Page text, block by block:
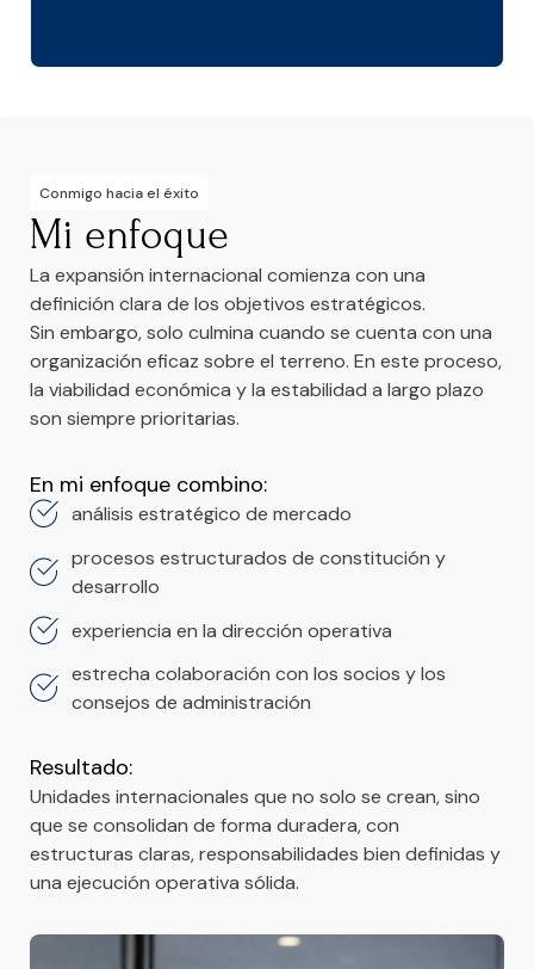
Conmigo hacia el éxito
Mi enfoque
La expansión internacional comienza con una
definición clara de los objetivos estratégicos.
Sin embargo, solo culmina cuando se cuenta con una
organización eficaz sobre el terreno. En este proceso,
la viabilidad económica y la estabilidad a largo plazo
son siempre prioritarias.
En mi enfoque combino:
análisis estratégico de mercado
procesos estructurados de constitución y
desarrollo
experiencia en la dirección operativa
estrecha colaboración con los socios y los
consejos de administración
Resultado:
Unidades internacionales que no solo se crean, sino
que se consolidan de forma duradera, con
estructuras claras, responsabilidades bien definidas y
una ejecución operativa sólida.